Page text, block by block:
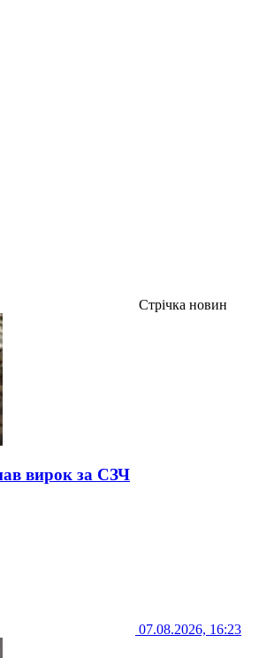
Стрічка новин
вирок за СЗЧ
07.08.2026, 16:23